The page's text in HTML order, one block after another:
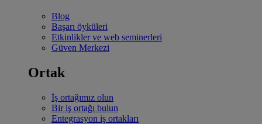
Blog
Başarı öyküleri
Etkinlikler ve web seminerleri
Güven Merkezi
Ortak
İş ortağımız olun
Bir iş ortağı bulun
Entegrasyon iş ortakları